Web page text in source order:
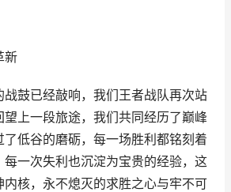
新
鼓已经敲响，我们王者战队再次站
上一段旅途，我们共同经历了巅峰
低谷的磨砺，每一场胜利都铭刻着
一次失利也沉淀为宝贵的经验，这
核，永不熄灭的求胜之心与牢不可